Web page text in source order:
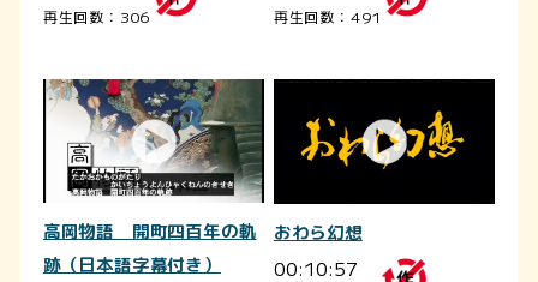
再生回数：306 再生回数：491
高岡物語 開町四百年の軌
跡（日本語字幕付き）
おわら幻想
00:10:57